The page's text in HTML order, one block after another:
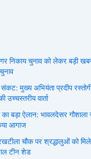
निकाय चुनाव को लेकर बड़ी
मुख्य अभियंता प्रदीप
उच्चस्तरीय वार्ता
का बड़ा ऐलान: भावलदेसर
आगाज
चौक पर श्रद्धालुओं को
टीन शेड